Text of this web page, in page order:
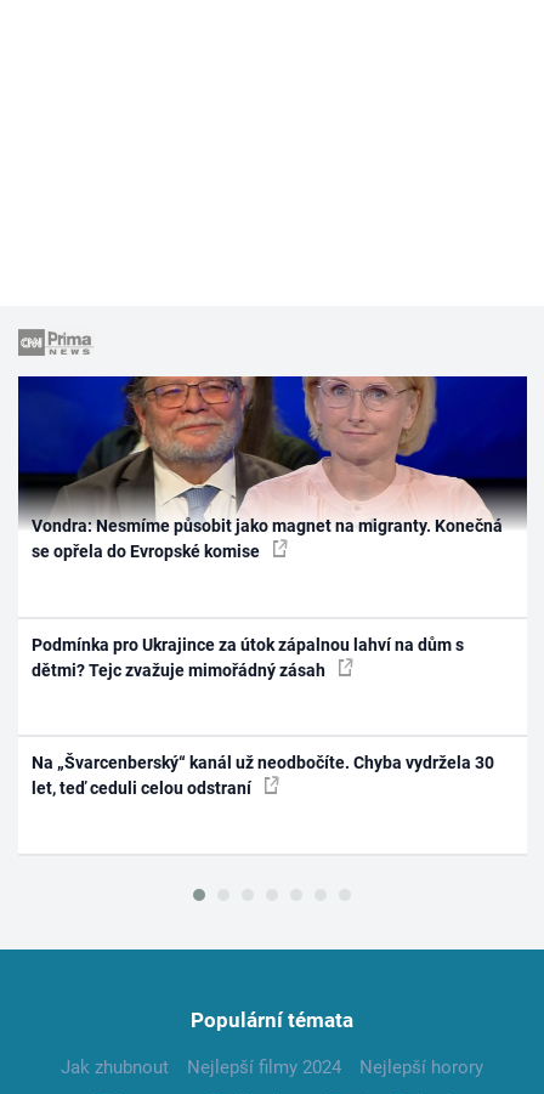
Vondra: Nesmíme působit jako magnet na migranty. Konečná
se opřela do Evropské komise
Podmínka pro Ukrajince za útok zápalnou lahví na dům s
dětmi? Tejc zvažuje mimořádný zásah
Na „Švarcenberský“ kanál už neodbočíte. Chyba vydržela 30
let, teď ceduli celou odstraní
Populární témata
Jak zhubnout Nejlepší filmy 2024
Nejlepší horory